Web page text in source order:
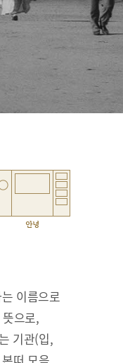
안녕
이름으로
으로,
기관(입,